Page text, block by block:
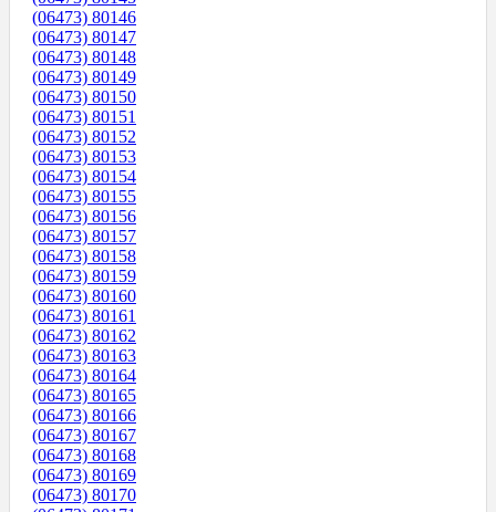
(06473) 80146
(06473) 80147
(06473) 80148
(06473) 80149
(06473) 80150
(06473) 80151
(06473) 80152
(06473) 80153
(06473) 80154
(06473) 80155
(06473) 80156
(06473) 80157
(06473) 80158
(06473) 80159
(06473) 80160
(06473) 80161
(06473) 80162
(06473) 80163
(06473) 80164
(06473) 80165
(06473) 80166
(06473) 80167
(06473) 80168
(06473) 80169
(06473) 80170